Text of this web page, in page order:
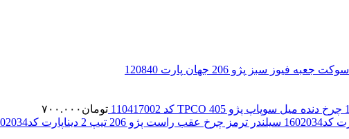
سوکت جعبه فیوز سبز پژو 206 جهان پارت 120840
چرخ دنده میل سوپاپ پژو 405 TPCO کد 110417002
تومان ۷۰۰.۰۰۰
سیلندر ترمز چرخ عقب راست پژو 206 تیپ 2 دیناپارت کد1602034